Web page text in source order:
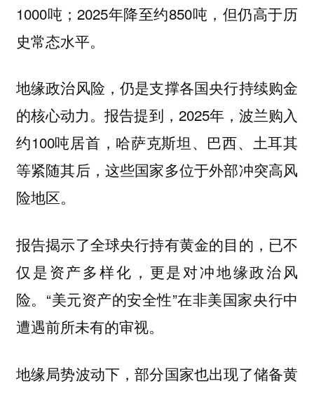
1000吨；2025年降至约850吨，但仍高于历
史常态水平。
地缘政治风险，仍是支撑各国央行持续购金
的核心动力。报告提到，2025年，波兰购入
约100吨居首，哈萨克斯坦、巴西、土耳其
等紧随其后，这些国家多位于外部冲突高风
险地区。
报告揭示了全球央行持有黄金的目的，已不
仅是资产多样化，更是对冲地缘政治风
险。“美元资产的安全性”在非美国家央行中
遭遇前所未有的审视。
地缘局势波动下，部分国家也出现了储备黄